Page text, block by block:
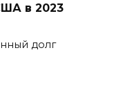
в 2023
долг